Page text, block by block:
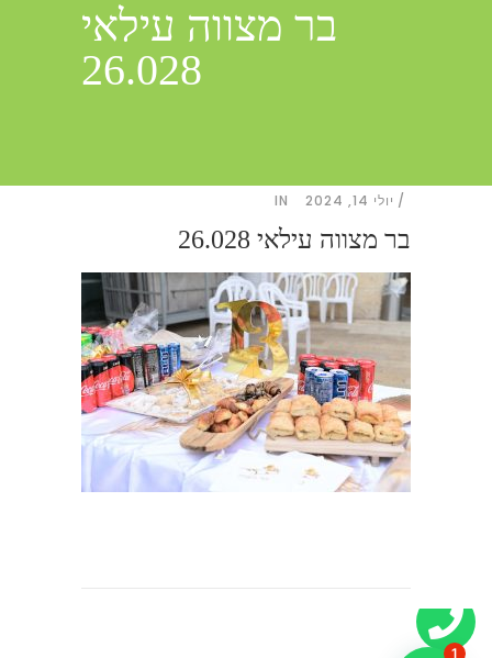
בר מצווה עילאי
26.028
יולי 14, 2024 IN
בר מצווה עילאי 26.028
1